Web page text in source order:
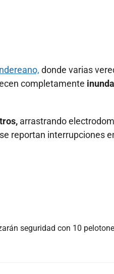
donde varias
completamente
arrastrando
reportan interrupciones
seguridad con 10